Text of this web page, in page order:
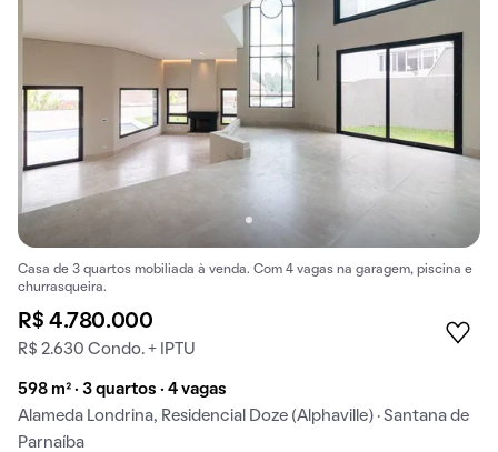
Casa de 3 quartos mobiliada à venda. Com 4 vagas na garagem, piscina e
churrasqueira.
R$ 4.780.000
R$ 2.630 Condo. + IPTU
598 m² · 3 quartos · 4 vagas
Alameda Londrina, Residencial Doze (Alphaville) · Santana de
Parnaíba